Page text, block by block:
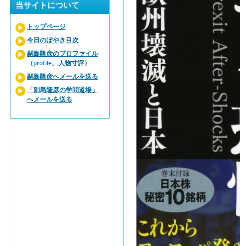
当サイトについて
トップページ
今日のぼやき目次
副島隆彦のプロファイル
（profile、人物寸評）
副島隆彦へメールを送る
「副島隆彦の学問道場」
へメールを送る